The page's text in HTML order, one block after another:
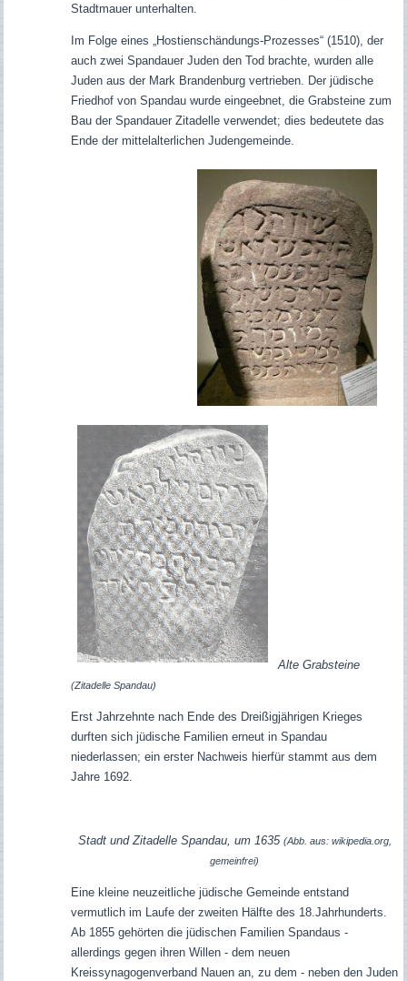
Stadtmauer unterhalten.
Im Folge eines „Hostienschändungs-Prozesses“ (1510), der
auch zwei Spandauer Juden den Tod brachte, wurden alle
Juden aus der Mark Brandenburg vertrieben. Der jüdische
Friedhof von Spandau wurde eingeebnet, die Grabsteine zum
Bau der Spandauer Zitadelle verwendet; dies bedeutete das
Ende der mittelalterlichen Judengemeinde.
Alte Grabsteine
(Zitadelle Spandau)
Erst Jahrzehnte nach Ende des Dreißigjährigen Krieges
durften sich jüdische Familien erneut in Spandau
niederlassen; ein erster Nachweis hierfür stammt aus dem
Jahre 1692.
Stadt und Zitadelle Spandau, um 1635 (Abb. aus: wikipedia.org,
gemeinfrei)
Eine kleine neuzeitliche jüdische Gemeinde entstand
vermutlich im Laufe der zweiten Hälfte des 18.Jahrhunderts.
Ab 1855 gehörten die jüdischen Familien Spandaus -
allerdings gegen ihren Willen - dem neuen
Kreissynagogenverband Nauen an, zu dem - neben den Juden